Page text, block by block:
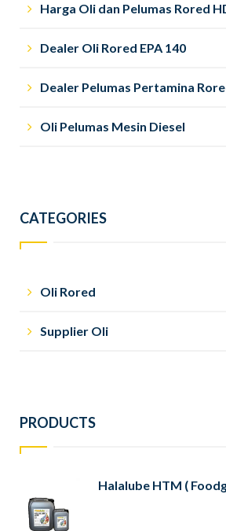
Harga Oli dan Pelumas Rored
Dealer Oli Rored EPA 140
Dealer Pelumas Pertamina
Oli Pelumas Mesin Diesel
CATEGORIES
Oli Rored
Supplier Oli
PRODUCTS
Halalube HTM (